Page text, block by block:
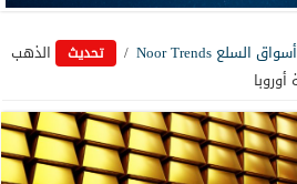
أسواق السلع Noor Trends / تحديث
الذهب